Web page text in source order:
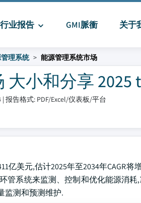
行业报告 GMI脈衝 关于
理系统 能源管理系统市场
小和分享 2025
| 报告格式: PDF/Excel/仪表板/平台
亿美元,估计2025年至2034年CAGR
管系统来监测、控制和优化能源消
监测和预测维护.